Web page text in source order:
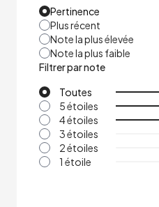
Pertinence
Plus récent
Note la plus élevée
Note la plus faible
Filtrer par note
Toutes
5 étoiles
4 étoiles
3 étoiles
2 étoiles
1 étoile